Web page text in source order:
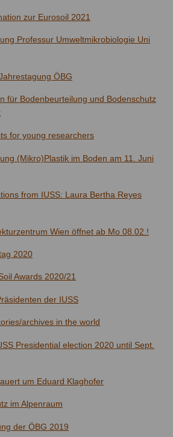
zur Eurosoil 2021
Professur Umweltmikrobiologie Uni
ÖBG
für Bodenbeurteilung und Bodenschutz
for young researchers
(Mikro)Plastik im Boden am 11. Juni
from IUSS: Laura Bertha Reyes
Wien öffnet ab Mo 08.02.!
2020
Awards 2020/21
der IUSS
archives in the world
Presidential election 2020 until Sept.
um Eduard Klaghofer
im Alpenraum
der ÖBG 2019